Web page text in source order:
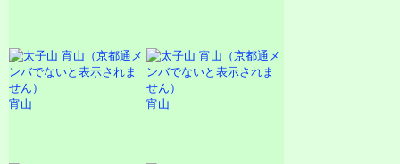
宵山 宵山